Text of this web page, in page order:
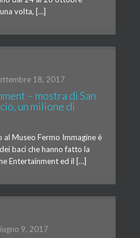
volta, […]
18, 2017
– mostra di San
un milione di
al Museo Fermo Immagine è
baci che hanno fatto la
Entertainment ed il […]
9, 2017